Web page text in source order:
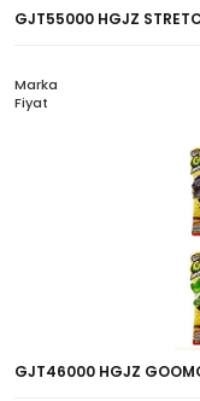
GJT55000 HGJZ
Marka
Fiyat
GJT46000 HGJZ